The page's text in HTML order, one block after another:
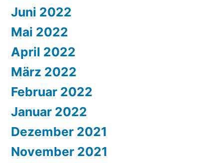
Juni 2022
Mai 2022
April 2022
März 2022
Februar 2022
Januar 2022
Dezember 2021
November 2021